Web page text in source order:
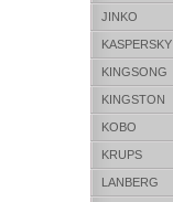
JINKO
KASPERSKY
KINGSONG
KINGSTON
KOBO
KRUPS
LANBERG